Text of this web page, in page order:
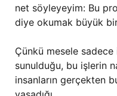
net söyleyeyim: Bu
diye okumak büyük
Çünkü mesele
sunulduğu, bu işlerin
insanların gerçekten